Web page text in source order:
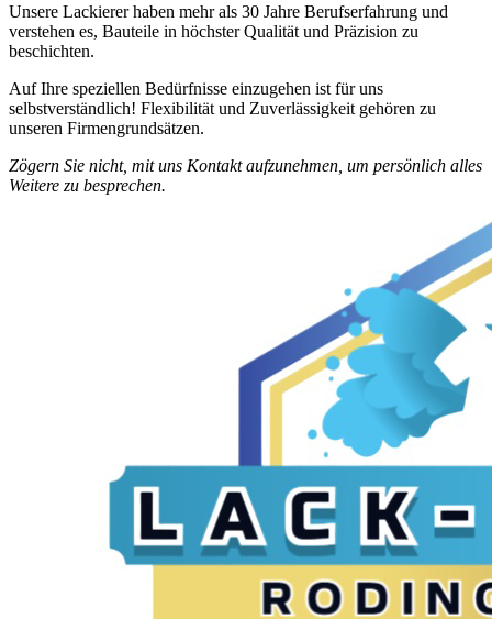
Unsere Lackierer haben mehr als 30 Jahre Berufserfahrung und
verstehen es, Bauteile in höchster Qualität und Präzision zu
beschichten.
Auf Ihre speziellen Bedürfnisse einzugehen ist für uns
selbstverständlich! Flexibilität und Zuverlässigkeit gehören zu
unseren Firmengrundsätzen.
Zögern Sie nicht, mit uns Kontakt aufzunehmen, um persönlich alles
Weitere zu besprechen.